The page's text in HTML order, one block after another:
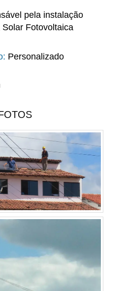
pela instalação
Solar Fotovoltaica
Personalizado